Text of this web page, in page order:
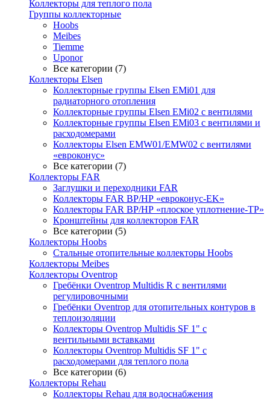
Коллекторы для теплого пола
Группы коллекторные
Hoobs
Meibes
Tiemme
Uponor
Все категории (7)
Коллекторы Elsen
Коллекторные группы Elsen EMi01 для
радиаторного отопления
Коллекторные группы Elsen EMi02 с вентилями
Коллекторные группы Elsen EMi03 с вентилями и
расходомерами
Коллекторы Elsen EMW01/EMW02 с вентилями
«евроконус»
Все категории (7)
Коллекторы FAR
Заглушки и переходники FAR
Коллекторы FAR ВР/НР «евроконус-EK»
Коллекторы FAR ВР/НР «плоское уплотнение-TP»
Кронштейны для коллекторов FAR
Все категории (5)
Коллекторы Hoobs
Стальные отопительные коллекторы Hoobs
Коллекторы Meibes
Коллекторы Oventrop
Гребёнки Oventrop Multidis R с вентилями
регулировочными
Гребёнки Oventrop для отопительных контуров в
теплоизоляции
Коллекторы Oventrop Multidis SF 1" с
вентильными вставками
Коллекторы Oventrop Multidis SF 1" с
расходомерами для теплого пола
Все категории (6)
Коллекторы Rehau
Коллекторы Rehau для водоснабжения